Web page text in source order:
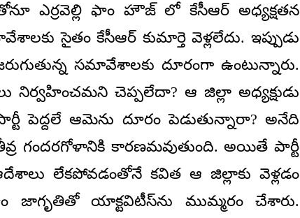
ఎర్రవెల్లి ఫాం హౌజ్ లో కేసీఆర్ అధ్యక్షతన
సైతం కేసీఆర్ కుమార్తె వెళ్లలేదు. ఇప్పుడు
సమావేశాలకు దూరంగా ఉంటున్నారు.
చెప్పలేదా? ఆ జిల్లా అధ్యక్షుడు
పెద్దలే ఆమెను దూరం పెడుతున్నారా? అనేది
గందరగోళానికి కారణమవుతుంది. అయితే పార్టీ
లేకపోవడంతోనే కవిత ఆ జిల్లాకు వెళ్లడం
జాగృతితో యాక్టవిటీస్‌ను ముమ్మరం చేశారు.